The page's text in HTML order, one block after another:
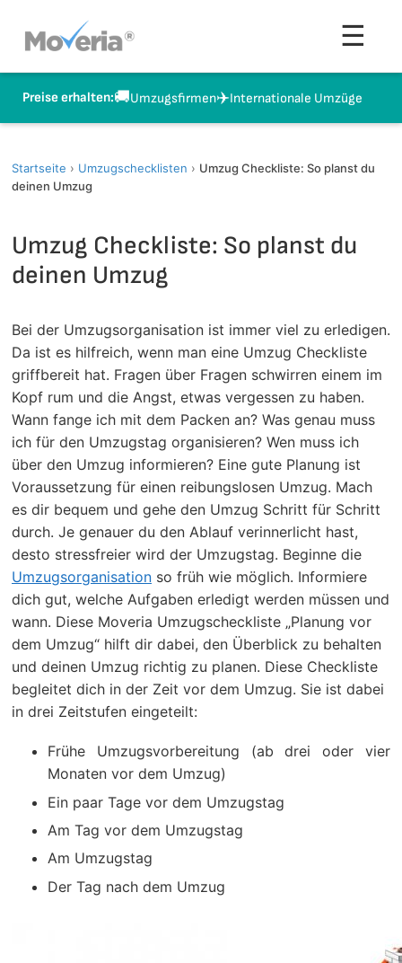
Inhalt
springen
☰
Preise erhalten:🚚Umzugsfirmen✈️Internationale Umzüge
Startseite › Umzugschecklisten › Umzug Checkliste: So planst du
deinen Umzug
Umzug Checkliste: So planst du
deinen Umzug
Bei der Umzugsorganisation ist immer viel zu erledigen.
Da ist es hilfreich, wenn man eine Umzug Checkliste
griffbereit hat. Fragen über Fragen schwirren einem im
Kopf rum und die Angst, etwas vergessen zu haben.
Wann fange ich mit dem Packen an? Was genau muss
ich für den Umzugstag organisieren? Wen muss ich
über den Umzug informieren? Eine gute Planung ist
Voraussetzung für einen reibungslosen Umzug. Mach
es dir bequem und gehe den Umzug Schritt für Schritt
durch. Je genauer du den Ablauf verinnerlicht hast,
desto stressfreier wird der Umzugstag. Beginne die
Umzugsorganisation so früh wie möglich. Informiere
dich gut, welche Aufgaben erledigt werden müssen und
wann. Diese Moveria Umzugscheckliste „Planung vor
dem Umzug“ hilft dir dabei, den Überblick zu behalten
und deinen Umzug richtig zu planen. Diese Checkliste
begleitet dich in der Zeit vor dem Umzug. Sie ist dabei
in drei Zeitstufen eingeteilt:
Frühe Umzugsvorbereitung (ab drei oder vier
Monaten vor dem Umzug)
Ein paar Tage vor dem Umzugstag
Am Tag vor dem Umzugstag
Am Umzugstag
Der Tag nach dem Umzug